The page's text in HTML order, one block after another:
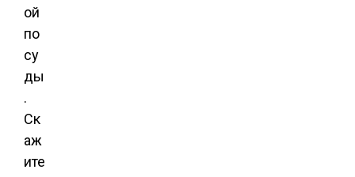
ой
по
су
ды
.
Ск
аж
ите